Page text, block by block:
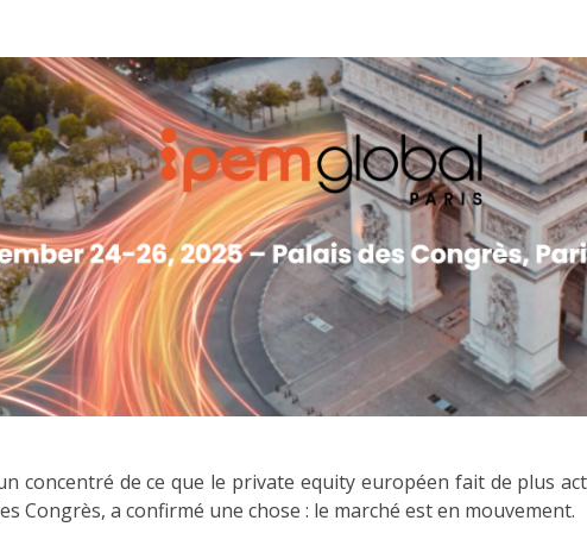
concentré de ce que le private equity européen fait de plus
Congrès, a confirmé une chose : le marché est en mouvement.